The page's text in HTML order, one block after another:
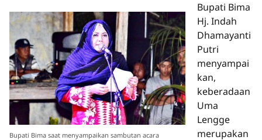
Bupati Bima saat menyampaikan sambutan acara
Bupati Bima
Hj. Indah
Dhamayanti
Putri
menyampai
kan,
keberadaan
Uma
Lengge
merupakan